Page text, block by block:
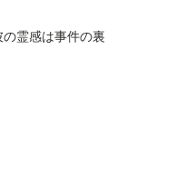
霊感は事件の裏